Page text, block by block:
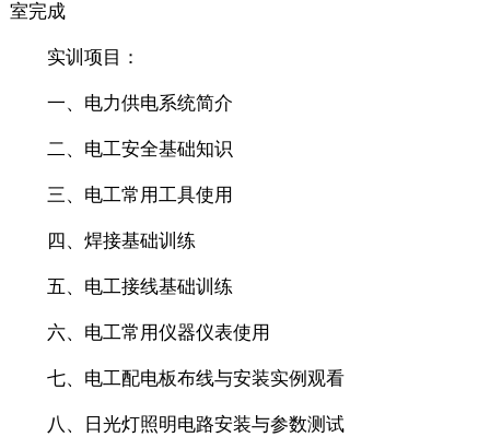
室完成
实训项目：
一、电力供电系统简介
二、电工安全基础知识
三、电工常用工具使用
四、焊接基础训练
五、电工接线基础训练
六、电工常用仪器仪表使用
七、电工配电板布线与安装实例观看
八、日光灯照明电路安装与参数测试